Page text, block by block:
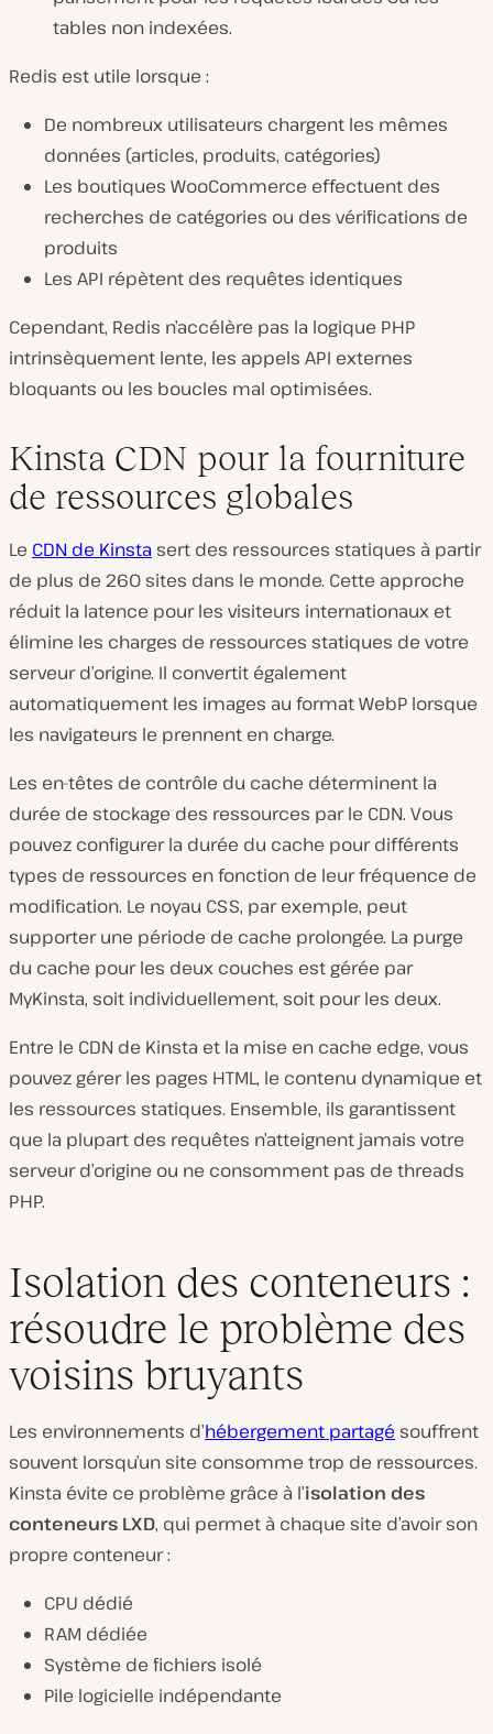
tables non indexées.
Redis est utile lorsque :
De nombreux utilisateurs chargent les mêmes
données (articles, produits, catégories)
Les boutiques WooCommerce effectuent des
recherches de catégories ou des vérifications de
produits
Les API répètent des requêtes identiques
Cependant, Redis n’accélère pas la logique PHP
intrinsèquement lente, les appels API externes
bloquants ou les boucles mal optimisées.
Kinsta CDN pour la fourniture
de ressources globales
Le CDN de Kinsta sert des ressources statiques à partir
de plus de 260 sites dans le monde. Cette approche
réduit la latence pour les visiteurs internationaux et
élimine les charges de ressources statiques de votre
serveur d’origine. Il convertit également
automatiquement les images au format WebP lorsque
les navigateurs le prennent en charge.
Les en-têtes de contrôle du cache déterminent la
durée de stockage des ressources par le CDN. Vous
pouvez configurer la durée du cache pour différents
types de ressources en fonction de leur fréquence de
modification. Le noyau CSS, par exemple, peut
supporter une période de cache prolongée. La purge
du cache pour les deux couches est gérée par
MyKinsta, soit individuellement, soit pour les deux.
Entre le CDN de Kinsta et la mise en cache edge, vous
pouvez gérer les pages HTML, le contenu dynamique et
les ressources statiques. Ensemble, ils garantissent
que la plupart des requêtes n’atteignent jamais votre
serveur d’origine ou ne consomment pas de threads
PHP.
Isolation des conteneurs :
résoudre le problème des
voisins bruyants
Les environnements d’hébergement partagé souffrent
souvent lorsqu’un site consomme trop de ressources.
Kinsta évite ce problème grâce à l’isolation des
conteneurs LXD, qui permet à chaque site d’avoir son
propre conteneur :
CPU dédié
RAM dédiée
Système de fichiers isolé
Pile logicielle indépendante